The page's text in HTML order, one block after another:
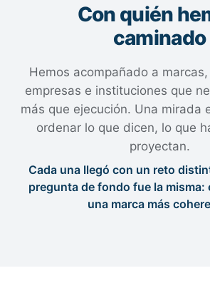
Con quién
caminado
Hemos acompañado a
empresas e instituciones que
más que ejecución. Una mirada
ordenar lo que dicen, lo que
proyectan.
Cada una llegó con un reto
pregunta de fondo fue la
una marca más